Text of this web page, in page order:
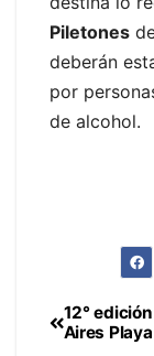
Piletones
deberán
por
de alcohol.
12°
Aires Playa